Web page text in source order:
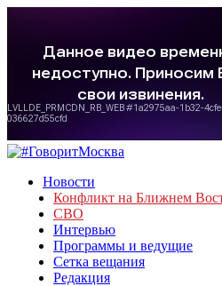
Новости
Конфликт на Ближнем
СВО
Интервью
Программы и ведущие
Сетка вещания
Редакция